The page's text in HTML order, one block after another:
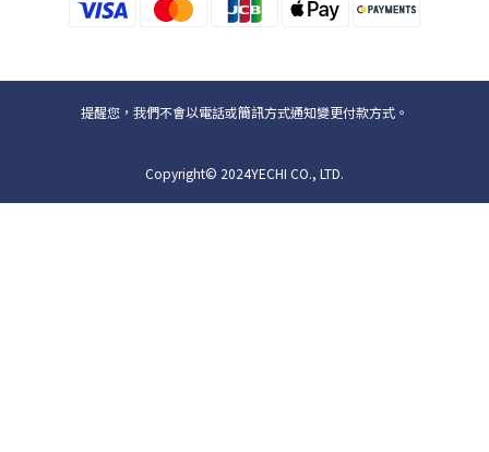
提醒您，我們不會以電話或簡訊方式通知變更付款方式。
Copyright© 2024YECHI CO., LTD.